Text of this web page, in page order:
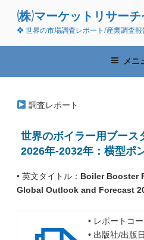
ン
(株)マーケットリサー
❖ 世界の市場調査レポート/産業調査報
メニ
調査レポート
世界のボイラー用ブース
2026年-2032年：横型ポ
• 英文タイトル： Boiler Booster
Global Outlook and Forecast
• レポートコ
• 出版社/出版